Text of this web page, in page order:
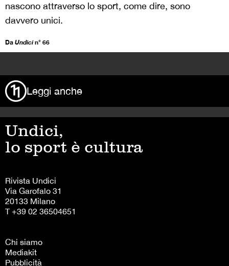
nascono attraverso lo sport, come dire, sono
davvero unici.
Da Undicin° 66
Leggi anche
Undici,
lo sport è cultura
Rivista Undici
Via Garofalo 31
20133 Milano
T +39 02 36504651
Chi siamo
Mediakit
Pubblicità